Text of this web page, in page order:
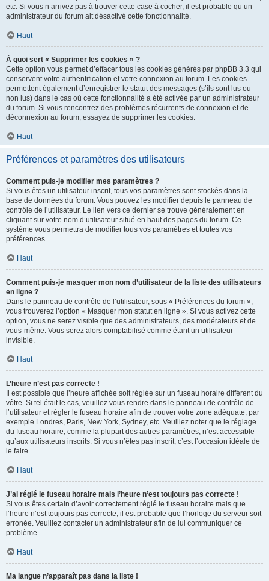
etc. Si vous n’arrivez pas à trouver cette case à cocher, il est probable qu’un
administrateur du forum ait désactivé cette fonctionnalité.
Haut
À quoi sert « Supprimer les cookies » ?
Cette option vous permet d’effacer tous les cookies générés par phpBB 3.3 qui
conservent votre authentification et votre connexion au forum. Les cookies
permettent également d’enregistrer le statut des messages (s’ils sont lus ou
non lus) dans le cas où cette fonctionnalité a été activée par un administrateur
du forum. Si vous rencontrez des problèmes récurrents de connexion et de
déconnexion au forum, essayez de supprimer les cookies.
Haut
Préférences et paramètres des utilisateurs
Comment puis-je modifier mes paramètres ?
Si vous êtes un utilisateur inscrit, tous vos paramètres sont stockés dans la
base de données du forum. Vous pouvez les modifier depuis le panneau de
contrôle de l’utilisateur. Le lien vers ce dernier se trouve généralement en
cliquant sur votre nom d’utilisateur situé en haut des pages du forum. Ce
système vous permettra de modifier tous vos paramètres et toutes vos
préférences.
Haut
Comment puis-je masquer mon nom d’utilisateur de la liste des utilisateurs
en ligne ?
Dans le panneau de contrôle de l’utilisateur, sous « Préférences du forum »,
vous trouverez l’option « Masquer mon statut en ligne ». Si vous activez cette
option, vous ne serez visible que des administrateurs, des modérateurs et de
vous-même. Vous serez alors comptabilisé comme étant un utilisateur
invisible.
Haut
L’heure n’est pas correcte !
Il est possible que l’heure affichée soit réglée sur un fuseau horaire différent du
vôtre. Si tel était le cas, veuillez vous rendre dans le panneau de contrôle de
l’utilisateur et régler le fuseau horaire afin de trouver votre zone adéquate, par
exemple Londres, Paris, New York, Sydney, etc. Veuillez noter que le réglage
du fuseau horaire, comme la plupart des autres paramètres, n’est accessible
qu’aux utilisateurs inscrits. Si vous n’êtes pas inscrit, c’est l’occasion idéale de
le faire.
Haut
J’ai réglé le fuseau horaire mais l’heure n’est toujours pas correcte !
Si vous êtes certain d’avoir correctement réglé le fuseau horaire mais que
l’heure n’est toujours pas correcte, il est probable que l’horloge du serveur soit
erronée. Veuillez contacter un administrateur afin de lui communiquer ce
problème.
Haut
Ma langue n’apparaît pas dans la liste !